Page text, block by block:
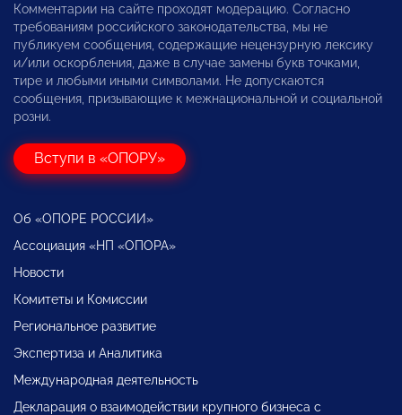
Комментарии на сайте проходят модерацию. Согласно
требованиям российского законодательства, мы не
публикуем сообщения, содержащие нецензурную лексику
и/или оскорбления, даже в случае замены букв точками,
тире и любыми иными символами. Не допускаются
сообщения, призывающие к межнациональной и социальной
розни.
Вступи в «ОПОРУ»
Об «ОПОРЕ РОССИИ»
Ассоциация «НП «ОПОРА»
Новости
Комитеты и Комиссии
Региональное развитие
Экспертиза и Аналитика
Международная деятельность
Декларация о взаимодействии крупного бизнеса с